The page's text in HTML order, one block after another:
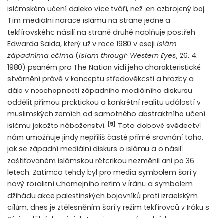
islámském učení daleko více tváří, než jen ozbrojený boj.
Tím mediální narace islámu na straně jedné a
tekfírovského násilí na straně druhé naplňuje postřeh
Edwarda Saida, který už v roce 1980 v eseji Islám
západníma očima (Islam through Western Eyes, 26. 4.
1980) psaném pro The Nation vidí jeho charakteristické
stvárnění právě v konceptu středověkosti a hrozby a
dále v neschopnosti západního mediálního diskursu
oddělit přímou praktickou a konkrétní realitu událostí v
muslimských zemích od samotného abstraktního učení
islámu jakožto náboženství. [9] Toto dobové svědectví
nám umožňuje jindy nepříliš časté přímé srovnání toho,
jak se západní mediální diskurs o islámu a o násilí
zaštiťovaném islámskou rétorikou nezměnil ani po 36
letech. Zatímco tehdy byl pro media symbolem šarí’y
nový totalitní Chomejního režim v Íránu a symbolem
džihádu akce palestinských bojovníků proti izraelským
cílům, dnes je ztělesněním šarí’y režim tekfírovců v Iráku s